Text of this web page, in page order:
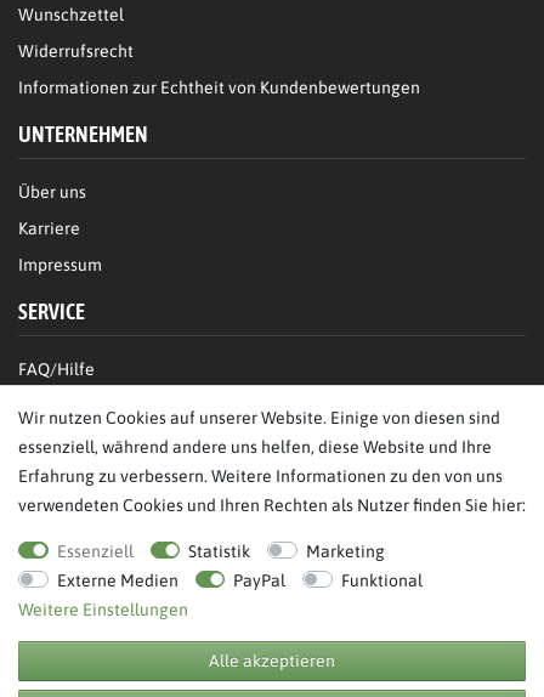
Wunschzettel
Widerrufsrecht
Informationen zur Echtheit von Kundenbewertungen
UNTERNEHMEN
Über uns
Karriere
Impressum
SERVICE
FAQ/Hilfe
Datenschutz
AGB
Bestellung widerrufen
© Copyright 2026 BB Sport GmbH & Co KG. Alle Rechte vorbehalten.
Wir nutzen Cookies auf unserer Website. Einige von diesen sind
essenziell, während andere uns helfen, diese Website und Ihre
Erfahrung zu verbessern. Weitere Informationen zu den von uns
verwendeten Cookies und Ihren Rechten als Nutzer finden Sie hier:
Essenziell Statistik
Marketing
Externe Medien
PayPal
Funktional
Weitere Einstellungen
Alle akzeptieren